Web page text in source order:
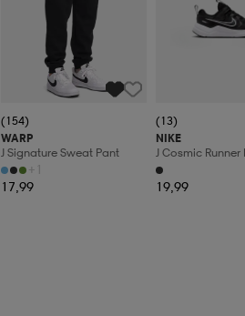
(154)
WARP
J Signature Sweat Pant
+1
17,99
(13)
NIKE
J Cosmic Runner
19,99